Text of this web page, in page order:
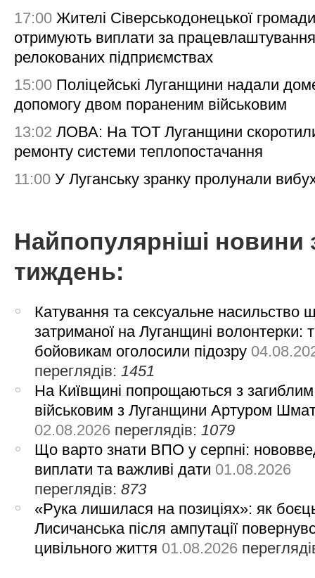
17:00 Жителі Сіверськодонецької
отримують виплати за
релокованих підприємствах
15:00 Поліцейські Луганщини надали
допомогу двом пораненим військовим
13:02 ЛОВА: На ТОТ Луганщини
ремонту системи теплопостачання
11:00 У Луганську зранку пролунали
Найпопулярніші новини
тиждень:
Катування та сексуальне насильство
затриманої на Луганщині волонтерки:
бойовикам оголосили підозру
переглядів:1451
На Київщині попрощаються з загиблим
військовим з Луганщини Артуром
02.08.2026 переглядів:1079
Що варто знати ВПО у серпні:
виплати та важливі дати 01.08.2026
переглядів:873
«Рука лишилася на позиціях»: як
Лисичанська після ампутації
цивільного життя 01.08.2026